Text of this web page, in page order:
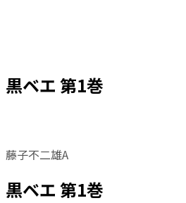
黒ベエ 第1巻
藤子不二雄A
黒ベエ 第1巻